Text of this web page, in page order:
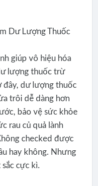
Dư Lượng Thuốc
giúp vô hiệu hóa
lượng thuốc trừ
đây, dư lượng thuốc
trôi dễ dàng hơn
bảo vệ sức khỏe
rau củ quả lành
checked được
hay không. Nhưng
cực kì.